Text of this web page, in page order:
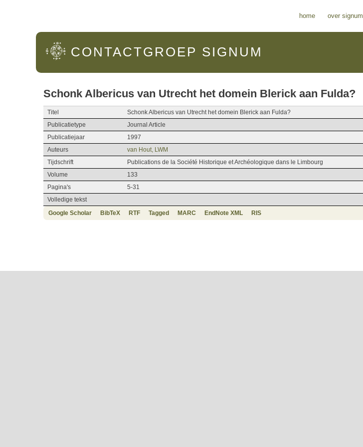
home over signum
CONTACTGROEP SIGNUM
Schonk Albericus van Utrecht het domein Blerick aan Fulda?
Titel
Schonk Albericus van Utrecht het domein Blerick aan Fulda?
Publicatietype
Journal Article
Publicatiejaar
1997
Auteurs
van Hout, LWM
Tijdschrift
Publications de la Société Historique et Archéologique dans le Limbourg
Volume
133
Pagina's
5-31
Volledige tekst
Google Scholar
BibTeX RTF Tagged MARC EndNote XML RIS